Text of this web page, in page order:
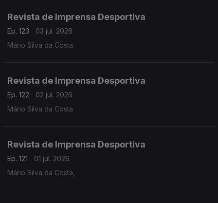
Revista de Imprensa Desportiva
Ep. 123
03 jul. 2026
Mário Silva da Costa
Revista de Imprensa Desportiva
Ep. 122
02 jul. 2026
Mário Silva da Costa
Revista de Imprensa Desportiva
Ep. 121
01 jul. 2026
Mário Silva da Costa,